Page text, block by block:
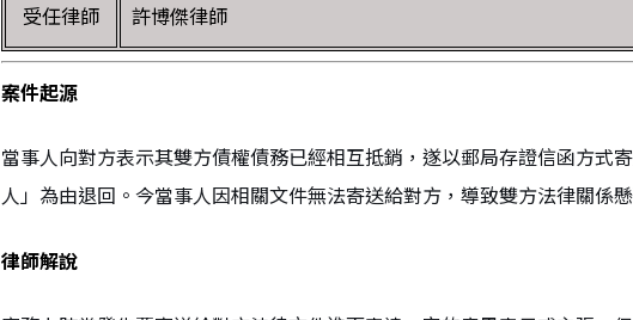
受任律師 許博傑律師
案件起源
當事人向對方表示其雙方債權債務已經相互抵銷，遂以郵局存證信函方式
人」為由退回。今當事人因相關文件無法寄送給對方，導致雙方法律關係
律師解說